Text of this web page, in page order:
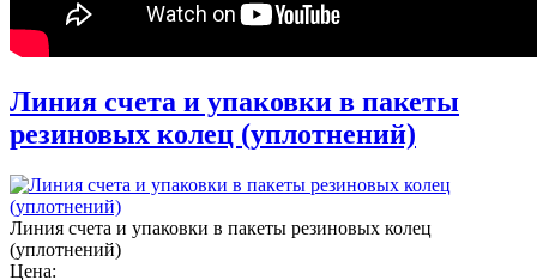
Линия счета и упаковки в пакеты
резиновых колец (уплотнений)
Линия счета и упаковки в пакеты резиновых колец
(уплотнений)
Цена: